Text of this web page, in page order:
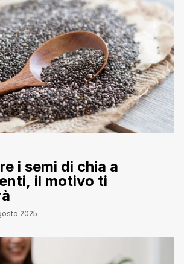
i semi di chia a
il motivo ti
2025